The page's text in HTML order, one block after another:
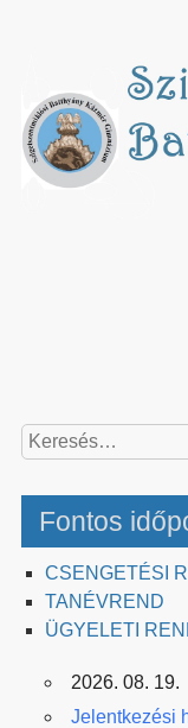
Keresés:
Fontos
CSENGETÉSI
TANÉVREND
ÜGYELETI
2026. 08. 19.
Jelentkezési